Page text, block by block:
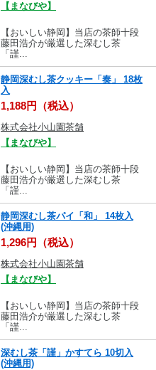
【まなびや】
【おいしい静岡】当店の茶師十段
藤田浩介が厳選した深むし茶
「謹...
静岡深むし茶クッキー「奏」 18枚
入
1,188円（税込）
株式会社小山園茶舗
【まなびや】
【おいしい静岡】当店の茶師十段
藤田浩介が厳選した深むし茶
「謹...
静岡深むし茶パイ「和」 14枚入
(沖縄用)
1,296円（税込）
株式会社小山園茶舗
【まなびや】
【おいしい静岡】当店の茶師十段
藤田浩介が厳選した深むし茶
「謹...
深むし茶「謹」かすてら 10切入
(沖縄用)